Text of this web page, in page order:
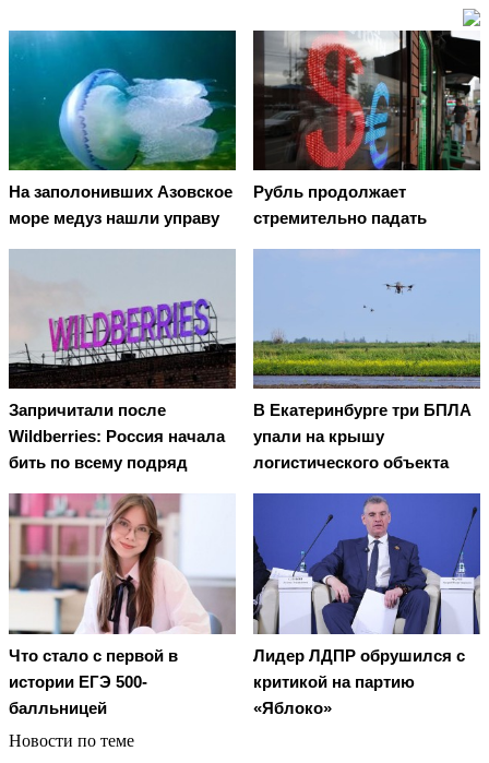
На заполонивших Азовское
море медуз нашли управу
Рубль продолжает
стремительно падать
Запричитали после
Wildberries: Россия начала
бить по всему подряд
В Екатеринбурге три БПЛА
упали на крышу
логистического объекта
Что стало с первой в
истории ЕГЭ 500-
балльницей
Лидер ЛДПР обрушился с
критикой на партию
«Яблоко»
Новости по теме